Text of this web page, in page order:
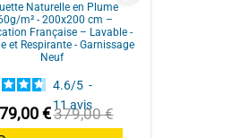
Naturelle en Plume
m² - 200x200 cm –
Française – Lavable -
et Respirante - Garnissage
Neuf
4.6/5 -
11 avis
€379,00 €